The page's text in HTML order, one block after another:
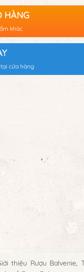
HÀNG
khác
cửa hàng
thiệu Rượu Balvenie,